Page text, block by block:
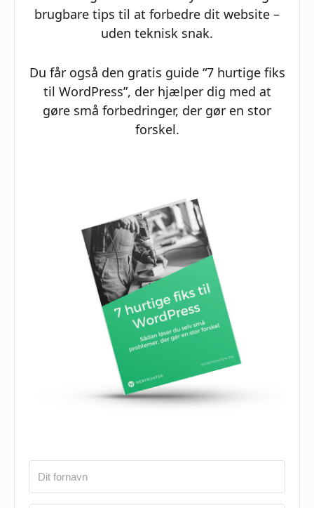
brugbare tips til at forbedre dit website –
uden teknisk snak.
Du får også den gratis guide “7 hurtige fiks
til WordPress”, der hjælper dig med at
gøre små forbedringer, der gør en stor
forskel.